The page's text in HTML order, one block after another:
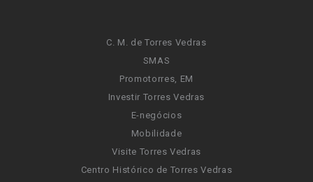
C. M. de Torres Vedras
SMAS
Promotorres, EM
Investir Torres Vedras
E-negócios
Mobilidade
Visite Torres Vedras
Centro Histórico de Torres Vedras